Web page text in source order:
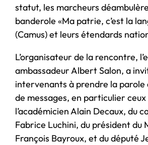
statut, les marcheurs
banderole «Ma patrie, c’est la
(Camus) et leurs étendards
L’organisateur de la rencontre,
ambassadeur Albert Salon, a
intervenants à prendre la parole
de messages, en particulier ceux
l’académicien Alain Decaux, du
Fabrice Luchini, du président du
François Bayroux, et du député